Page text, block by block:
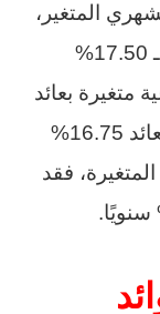
المتغير،
التي تم تحديد الحد الأدنى للعائد فيها بـ 17.50%
متغيرة بعائد
شهري متغير، حيث يبلغ الحد الأدنى للعائد 16.75%
فقد